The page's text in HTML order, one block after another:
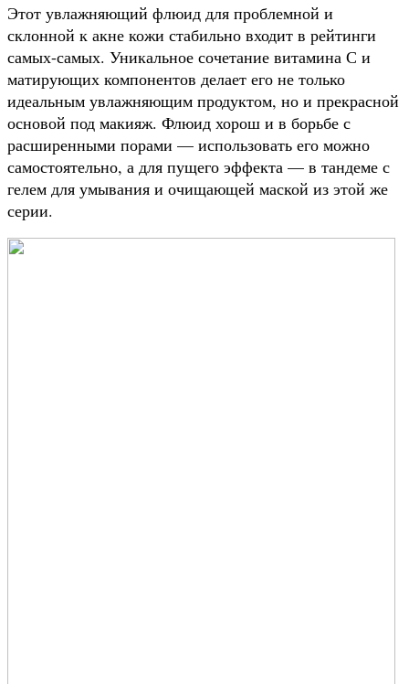
Этот увлажняющий флюид для проблемной и
склонной к акне кожи стабильно входит в рейтинги
самых-самых. Уникальное сочетание витамина С и
матирующих компонентов делает его не только
идеальным увлажняющим продуктом, но и прекрасной
основой под макияж. Флюид хорош и в борьбе с
расширенными порами — использовать его можно
самостоятельно, а для пущего эффекта — в тандеме с
гелем для умывания и очищающей маской из этой же
серии.